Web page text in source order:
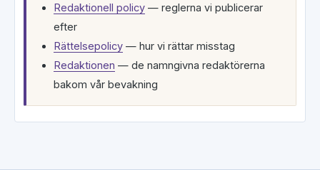
Redaktionell policy — reglerna vi publicerar
efter
Rättelsepolicy — hur vi rättar misstag
Redaktionen — de namngivna redaktörerna
bakom vår bevakning